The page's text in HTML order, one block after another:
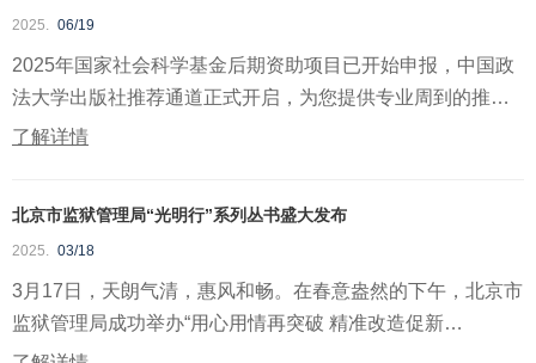
2025. 06/19
2025年国家社会科学基金后期资助项目已开始申报，中国政
法大学出版社推荐通道正式开启，为您提供专业周到的推荐
申报咨...
了解详情
北京市监狱管理局“光明行”系列丛书盛大发布
2025. 03/18
3月17日，天朗气清，惠风和畅。在春意盎然的下午，北京市
监狱管理局成功举办“用心用情再突破 精准改造促新
生”2024...